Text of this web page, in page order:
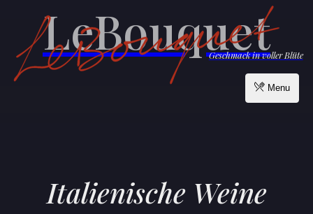
Menu
LeBouquet
Geschmack in voller Blüte
Italienische Weine